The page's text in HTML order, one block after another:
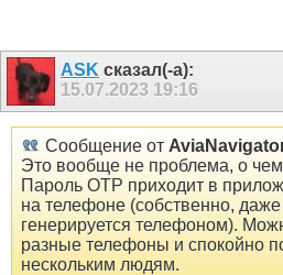
ASK сказал(-а):
15.07.2023 19:16
Сообщение от
Это вообще не проблема, о
Пароль OTP приходит в
на телефоне (собственно, даже
генерируется телефоном).
разные телефоны и спокойно
нескольким людям.